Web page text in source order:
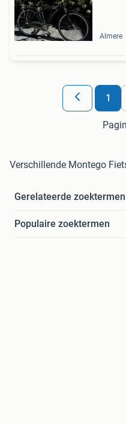
Almere
1
Verschillende Montego
Gerelateerde zoektermen
Populaire zoektermen